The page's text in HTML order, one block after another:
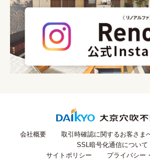
会社概要
取引時確認に関するお客さま
SSL暗号化通信について
サイトポリシー
プライバシー